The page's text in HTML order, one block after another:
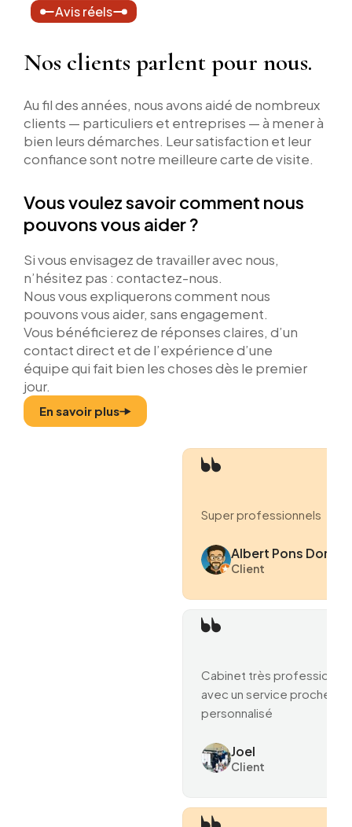
Avis réels
Nos clients parlent pour nous.
Au fil des années, nous avons aidé de nombreux
clients — particuliers et entreprises — à mener à
bien leurs démarches. Leur satisfaction et leur
confiance sont notre meilleure carte de visite.
Vous voulez savoir comment nous
pouvons vous aider ?
Si vous envisagez de travailler avec nous,
n’hésitez pas : contactez-nous.
Nous vous expliquerons comment nous
pouvons vous aider, sans engagement.
Vous bénéficierez de réponses claires, d’un
contact direct et de l’expérience d’une
équipe qui fait bien les choses dès le premier
jour.
En savoir plus
Super professionnels
Albert Pons
Client
Cabinet très professionnel
avec un service proche et
personnalisé
Joel
Client